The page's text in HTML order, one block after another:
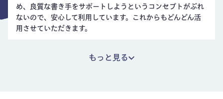
め、良質な書き手をサポートしようというコンセプトがぶれ
ないので、安心して利用しています。これからもどんどん活
用させていただきます。
もっと見る